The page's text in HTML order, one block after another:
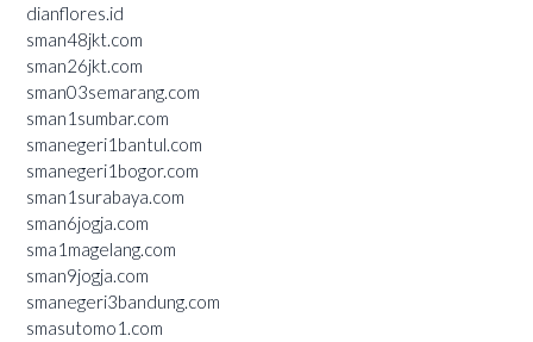
dianflores.id
sman48jkt.com
sman26jkt.com
sman03semarang.com
sman1sumbar.com
smanegeri1bantul.com
smanegeri1bogor.com
sman1surabaya.com
sman6jogja.com
sma1magelang.com
sman9jogja.com
smanegeri3bandung.com
smasutomo1.com